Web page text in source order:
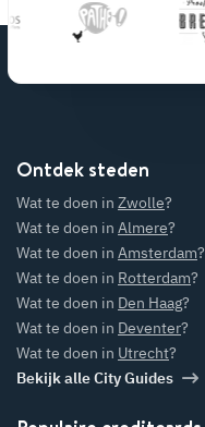
Ontdek steden
Wat te doen in Zwolle?
Wat te doen in Almere?
Wat te doen in Amsterdam?
Wat te doen in Rotterdam?
Wat te doen in Den Haag?
Wat te doen in Deventer?
Wat te doen in Utrecht?
Bekijk alle City Guides